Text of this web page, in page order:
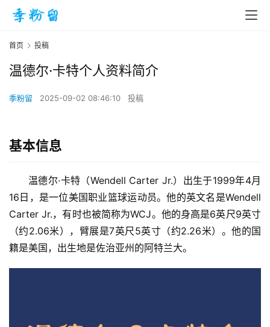
首页 投稿
温德尔·卡特个人资料简介
季粉留 2025-09-02 08:46:10 投稿
基本信息
温德尔·卡特（Wendell Carter Jr.）出生于1999年4月
16日，是一位美国职业篮球运动员。他的英文名是Wendell
Carter Jr.，有时也被简称为WCJ。他的身高是6英尺9英寸
（约2.06米），臂展是7英尺5英寸（约2.26米）。他的国
籍是美国，出生地是佐治亚州的阿特兰大。